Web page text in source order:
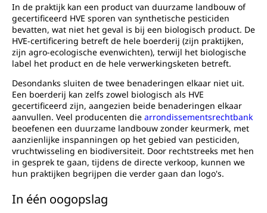
In de praktijk kan een product van duurzame landbouw of
gecertificeerd HVE sporen van synthetische pesticiden
bevatten, wat niet het geval is bij een biologisch product. De
HVE-certificering betreft de hele boerderij (zijn praktijken,
zijn agro-ecologische evenwichten), terwijl het biologische
label het product en de hele verwerkingsketen betreft.
Desondanks sluiten de twee benaderingen elkaar niet uit.
Een boerderij kan zelfs zowel biologisch als HVE
gecertificeerd zijn, aangezien beide benaderingen elkaar
aanvullen. Veel producenten die arrondissementsrechtbank
beoefenen een duurzame landbouw zonder keurmerk, met
aanzienlijke inspanningen op het gebied van pesticiden,
vruchtwisseling en biodiversiteit. Door rechtstreeks met hen
in gesprek te gaan, tijdens de directe verkoop, kunnen we
hun praktijken begrijpen die verder gaan dan logo's.
In één oogopslag